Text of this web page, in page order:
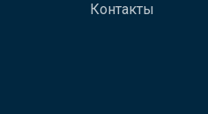
Контакты